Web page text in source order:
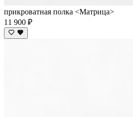
прикроватная полка <Матрица>
11 900 ₽